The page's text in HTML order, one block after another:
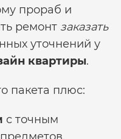
прораб и
ремонт заказать
уточнений у
квартиры.
пакета плюс:
с точным